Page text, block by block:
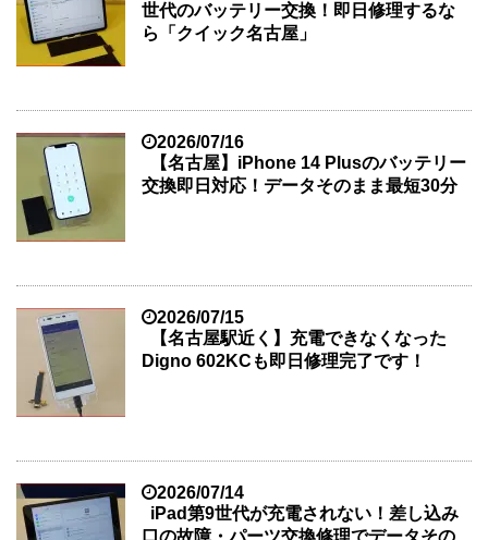
世代のバッテリー交換！即日修理するな
ら「クイック名古屋」
2026/07/16
【名古屋】iPhone 14 Plusのバッテリー
交換即日対応！データそのまま最短30分
2026/07/15
【名古屋駅近く】充電できなくなった
Digno 602KCも即日修理完了です！
2026/07/14
iPad第9世代が充電されない！差し込み
口の故障・パーツ交換修理でデータその